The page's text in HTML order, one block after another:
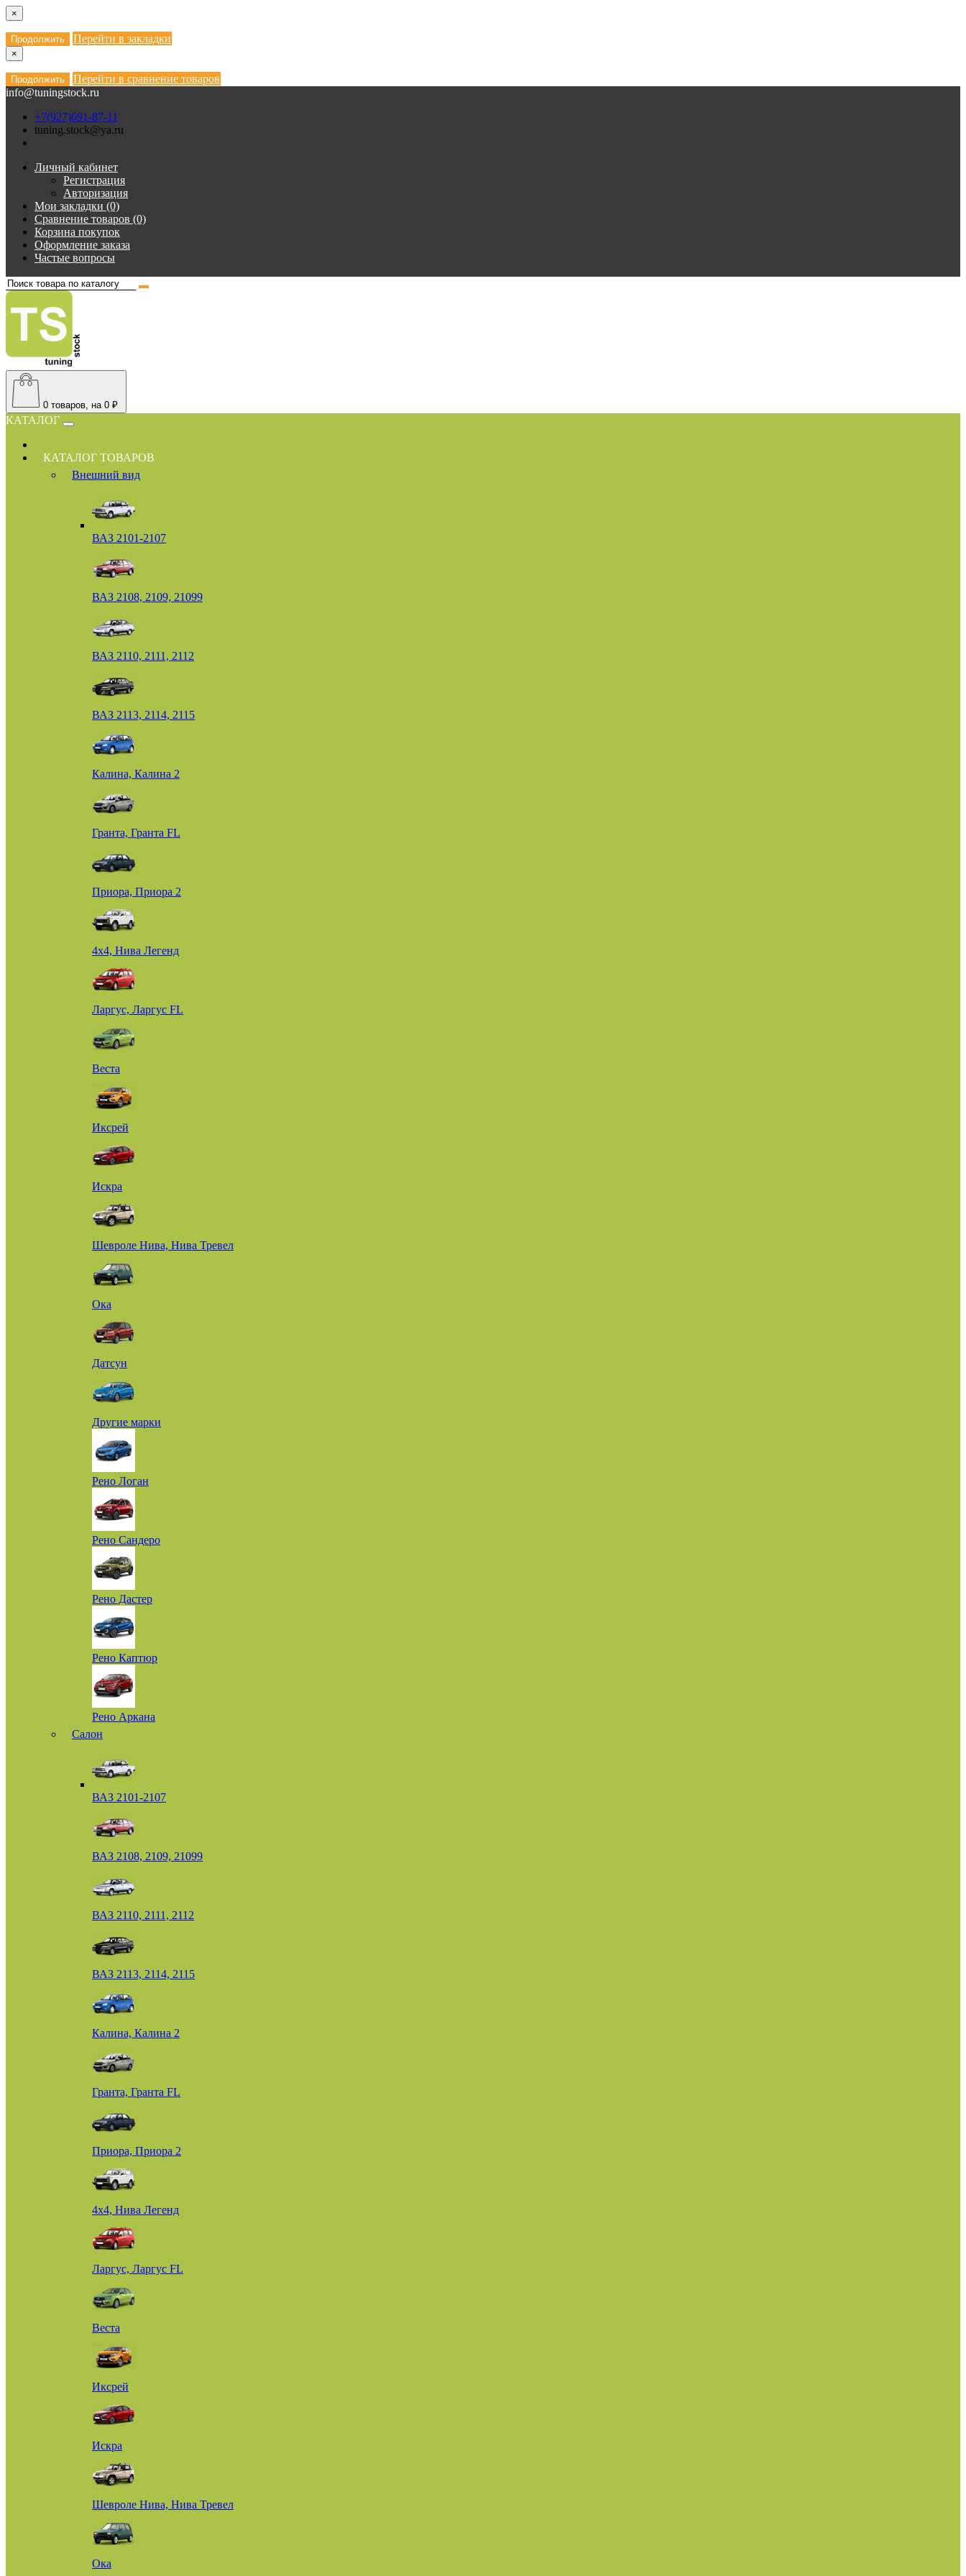
×
Продолжить Перейти в закладки
×
Продолжить
Перейти в сравнение товаров
info@tuningstock.ru
+7(927)691-87-11
tuning.stock@ya.ru
Личный кабинет
Регистрация
Авторизация
Мои закладки (0)
Сравнение товаров (0)
Корзина покупок
Оформление заказа
Частые вопросы
0 товаров, на 0 ₽
КАТАЛОГ
КАТАЛОГ ТОВАРОВ
Внешний вид
ВАЗ 2101-2107
ВАЗ 2108, 2109, 21099
ВАЗ 2110, 2111, 2112
ВАЗ 2113, 2114, 2115
Калина, Калина 2
Гранта, Гранта FL
Приора, Приора 2
4х4, Нива Легенд
Ларгус, Ларгус FL
Веста
Иксрей
Искра
Шевроле Нива, Нива Тревел
Ока
Датсун
Другие марки
Рено Логан
Рено Сандеро
Рено Дастер
Рено Каптюр
Рено Аркана
Салон
ВАЗ 2101-2107
ВАЗ 2108, 2109, 21099
ВАЗ 2110, 2111, 2112
ВАЗ 2113, 2114, 2115
Калина, Калина 2
Гранта, Гранта FL
Приора, Приора 2
4х4, Нива Легенд
Ларгус, Ларгус FL
Веста
Иксрей
Искра
Шевроле Нива, Нива Тревел
Ока